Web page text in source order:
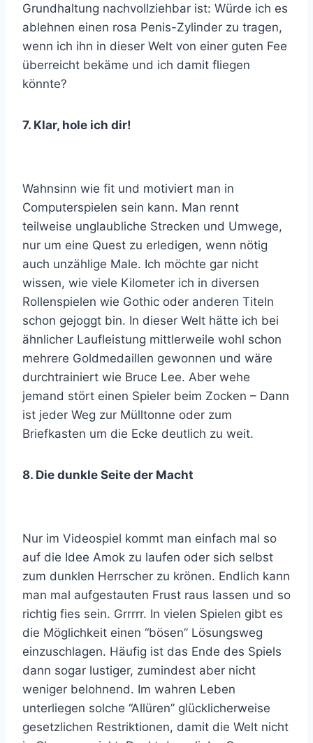
Grundhaltung nachvollziehbar ist: Würde ich es
ablehnen einen rosa Penis-Zylinder zu tragen,
wenn ich ihn in dieser Welt von einer guten Fee
überreicht bekäme und ich damit fliegen
könnte?
7. Klar, hole ich dir!
Wahnsinn wie fit und motiviert man in
Computerspielen sein kann. Man rennt
teilweise unglaubliche Strecken und Umwege,
nur um eine Quest zu erledigen, wenn nötig
auch unzählige Male. Ich möchte gar nicht
wissen, wie viele Kilometer ich in diversen
Rollenspielen wie Gothic oder anderen Titeln
schon gejoggt bin. In dieser Welt hätte ich bei
ähnlicher Laufleistung mittlerweile wohl schon
mehrere Goldmedaillen gewonnen und wäre
durchtrainiert wie Bruce Lee. Aber wehe
jemand stört einen Spieler beim Zocken – Dann
ist jeder Weg zur Mülltonne oder zum
Briefkasten um die Ecke deutlich zu weit.
8. Die dunkle Seite der Macht
Nur im Videospiel kommt man einfach mal so
auf die Idee Amok zu laufen oder sich selbst
zum dunklen Herrscher zu krönen. Endlich kann
man mal aufgestauten Frust raus lassen und so
richtig fies sein. Grrrrr. In vielen Spielen gibt es
die Möglichkeit einen “bösen” Lösungsweg
einzuschlagen. Häufig ist das Ende des Spiels
dann sogar lustiger, zumindest aber nicht
weniger belohnend. Im wahren Leben
unterliegen solche “Allüren” glücklicherweise
gesetzlichen Restriktionen, damit die Welt nicht